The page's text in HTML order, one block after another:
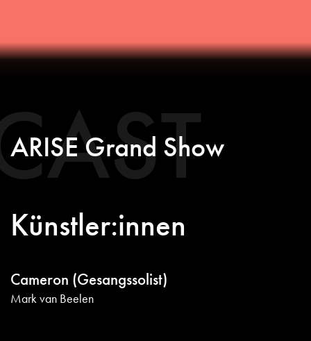
ARISE Grand Show
Künstler:innen
Cameron (Gesangssolist)
Mark van Beelen